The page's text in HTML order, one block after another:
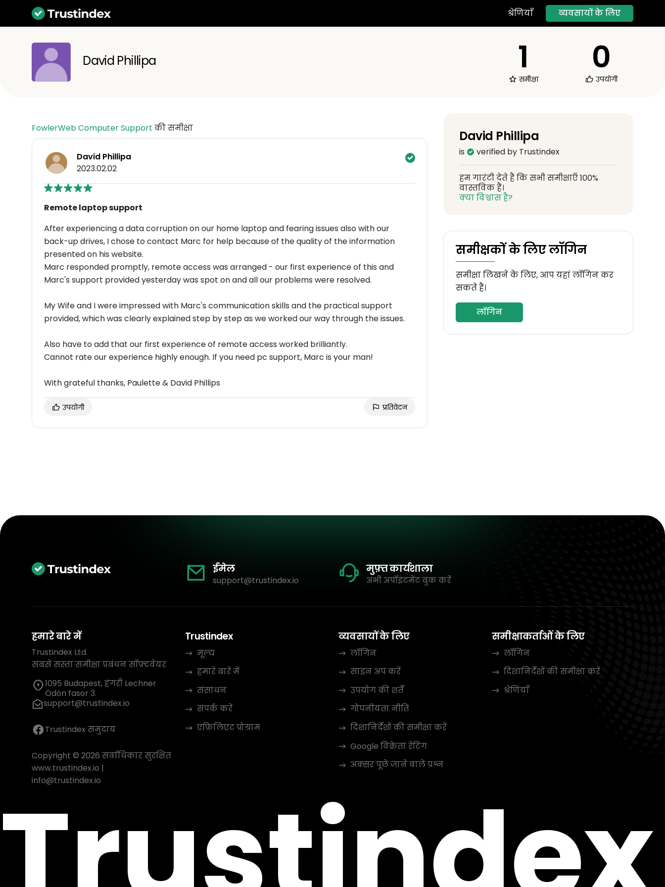
श्रेणियाँ व्यवसायों के लिए
David Phillipa 1
समीक्षा
0
उपयोगी
FowlerWeb Computer Support की समीक्षा
David Phillipa
2023.02.02
Remote laptop support
After experiencing a data corruption on our home laptop and fearing issues also with our
back-up drives, I chose to contact Marc for help because of the quality of the information
presented on his website.
Marc responded promptly, remote access was arranged - our first experience of this and
Marc's support provided yesterday was spot on and all our problems were resolved.
My Wife and I were impressed with Marc's communication skills and the practical support
provided, which was clearly explained step by step as we worked our way through the issues.
Also have to add that our first experience of remote access worked brilliantly.
Cannot rate our experience highly enough. If you need pc support, Marc is your man!
With grateful thanks, Paulette & David Phillips
उपयोगी प्रतिवेदन
David Phillipa
is verified by Trustindex
हम गारंटी देते हैं कि सभी समीक्षाएँ 100%
वास्तविक हैं।
क्या विश्वास है?
समीक्षकों के लिए लॉगिन
समीक्षा लिखने के लिए, आप यहां लॉगिन कर
सकते हैं।
लॉगिन
ईमेल
support@trustindex.io
मुफ़्त कार्यशाला
अभी अपॉइंटमेंट बुक करें
हमारे बारे में
Trustindex Ltd.
सबसे सस्ता समीक्षा प्रबंधन सॉफ़्टवेयर
1095 Budapest, हंगरी Lechner
Ödön fasor 3.
support@trustindex.io
Trustindex समुदाय
Copyright © 2026 सर्वाधिकार सुरक्षित
www.trustindex.io |
info@trustindex.io
Trustindex
मूल्य
हमारे बारे में
संसाधन
संपर्क करें
एफ़िलिएट प्रोग्राम
व्यवसायों के लिए
लॉगिन
साइन अप करें
उपयोग की शर्तें
गोपनीयता नीति
दिशानिर्देशों की समीक्षा करें
Google विक्रेता रेटिंग
अक्सर पूछे जाने वाले प्रश्न
समीक्षाकर्ताओं के लिए
लॉगिन
दिशानिर्देशों की समीक्षा करें
श्रेणियाँ